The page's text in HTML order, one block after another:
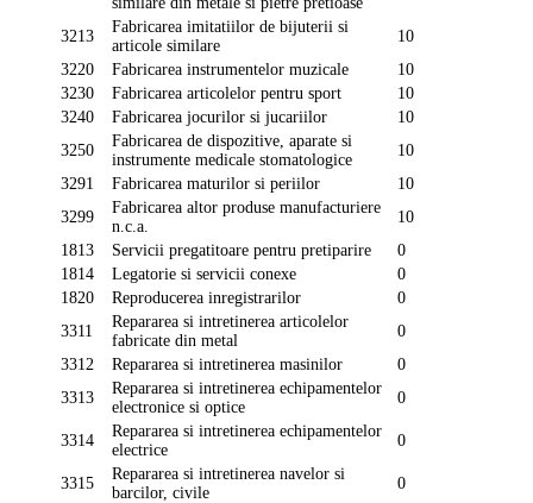
3213
Fabricarea imitatiilor de bijuterii si
articole similare
10
3220
Fabricarea instrumentelor muzicale
10
3230
Fabricarea articolelor pentru sport
10
3240
Fabricarea jocurilor si jucariilor
10
3250
Fabricarea de dispozitive, aparate si
instrumente medicale stomatologice
10
3291
Fabricarea maturilor si periilor
10
3299
Fabricarea altor produse manufacturiere
n.c.a.
10
1813
Servicii pregatitoare pentru pretiparire
0
1814
Legatorie si servicii conexe
0
1820
Reproducerea inregistrarilor
0
3311
Repararea si intretinerea articolelor
fabricate din metal
0
3312
Repararea si intretinerea masinilor
0
3313
Repararea si intretinerea echipamentelor
electronice si optice
0
3314
Repararea si intretinerea echipamentelor
electrice
0
3315
Repararea si intretinerea navelor si
barcilor, civile
0